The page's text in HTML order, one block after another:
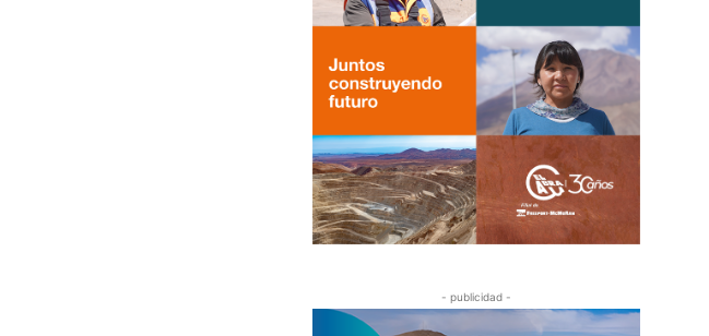
- publicidad -